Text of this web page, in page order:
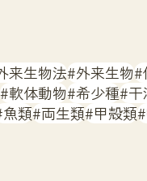
来生物法 外来生物
軟体動物 希少種
魚類 両生類 甲殻類